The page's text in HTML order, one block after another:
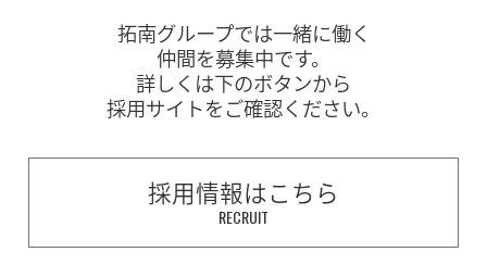
拓南グループでは一緒に働く
仲間を募集中です。
詳しくは下のボタンから
採用サイトをご確認ください。
採用情報はこちら
RECRUIT